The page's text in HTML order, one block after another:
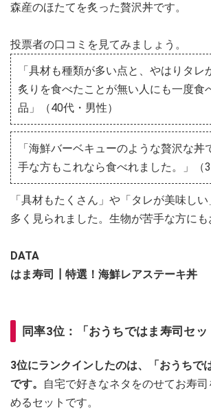
森産のほたてを炙った贅沢丼です。
投票者の口コミを見てみましょう。
「具材も種類が多い点と、やはりタレ
炙りを食べたことが無い人にも一度食
品」（40代・男性）
「海鮮バーベキューのような贅沢な丼
手な方もこれなら食べれました。」（
「具材もたくさん」や「タレが美味し
多く見られました。生物が苦手な方にも
DATA
はま寿司┃特選！海鮮レアステーキ丼
同率3位：「おうちではま寿司セ
3位にランクインしたのは、「おうちで
です。
自宅で好きなネタをのせてお寿
めるセットです。